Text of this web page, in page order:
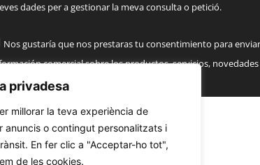
privadesa
millorar la teva experiència de
anuncis o contingut personalitzats i
En fer clic a "Acceptar-ho tot",
de les cookies.
dades per a gestionar la meva consulta o petició.
Nos gustaría que nos prestaras tu consentimiento para
comercial sobre los productos, servicios, novedades
EMPENTA
Enviar